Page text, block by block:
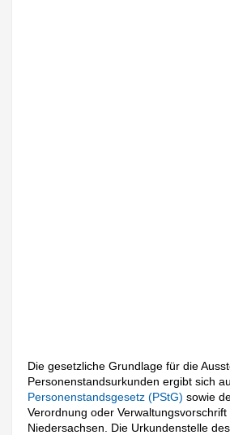
Die gesetzliche Grundlage für die
Personenstandsurkunden ergibt sich
Personenstandsgesetz (PStG)sowie
Verordnung oder
Niedersachsen. Die Urkundenstelle